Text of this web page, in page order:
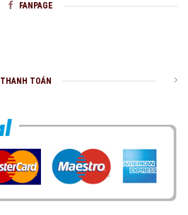
FANPAGE
THANH TOÁN